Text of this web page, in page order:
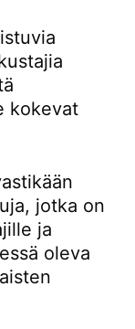
kokevat
jotka on
ja
oleva